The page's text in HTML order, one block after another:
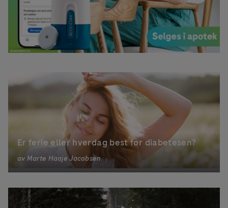
Er ferie eller hverdag best for diabetesen?
av Marte Haaje Jacobsen